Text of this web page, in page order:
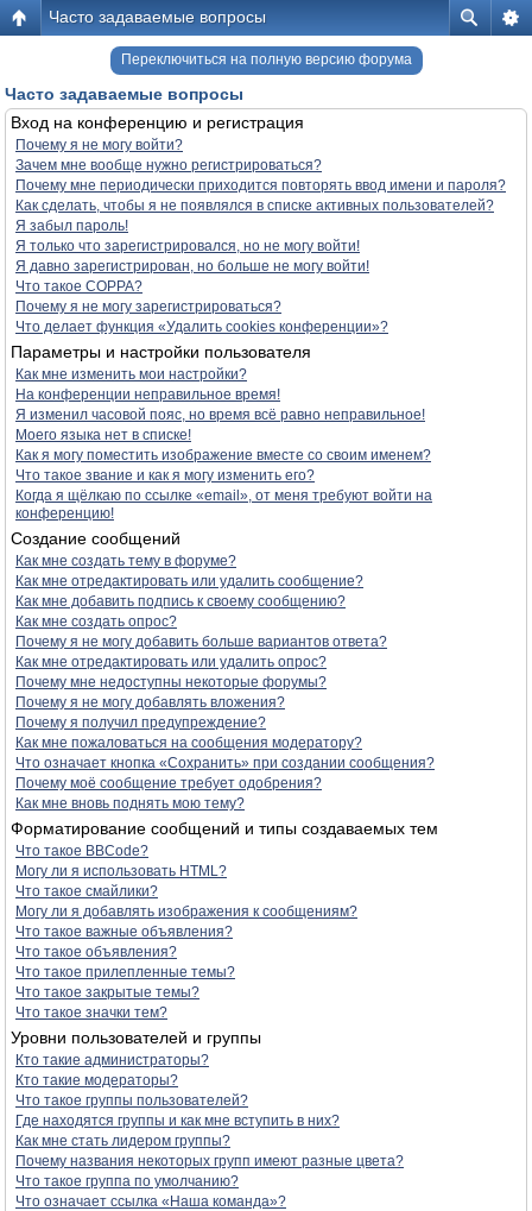
Часто задаваемые вопросы
Переключиться на полную версию форума
Часто задаваемые вопросы
Вход на конференцию и регистрация
Почему я не могу войти?
Зачем мне вообще нужно регистрироваться?
Почему мне периодически приходится повторять ввод имени и пароля?
Как сделать, чтобы я не появлялся в списке активных пользователей?
Я забыл пароль!
Я только что зарегистрировался, но не могу войти!
Я давно зарегистрирован, но больше не могу войти!
Что такое COPPA?
Почему я не могу зарегистрироваться?
Что делает функция «Удалить cookies конференции»?
Параметры и настройки пользователя
Как мне изменить мои настройки?
На конференции неправильное время!
Я изменил часовой пояс, но время всё равно неправильное!
Моего языка нет в списке!
Как я могу поместить изображение вместе со своим именем?
Что такое звание и как я могу изменить его?
Когда я щёлкаю по ссылке «email», от меня требуют войти на
конференцию!
Создание сообщений
Как мне создать тему в форуме?
Как мне отредактировать или удалить сообщение?
Как мне добавить подпись к своему сообщению?
Как мне создать опрос?
Почему я не могу добавить больше вариантов ответа?
Как мне отредактировать или удалить опрос?
Почему мне недоступны некоторые форумы?
Почему я не могу добавлять вложения?
Почему я получил предупреждение?
Как мне пожаловаться на сообщения модератору?
Что означает кнопка «Сохранить» при создании сообщения?
Почему моё сообщение требует одобрения?
Как мне вновь поднять мою тему?
Форматирование сообщений и типы создаваемых тем
Что такое BBCode?
Могу ли я использовать HTML?
Что такое смайлики?
Могу ли я добавлять изображения к сообщениям?
Что такое важные объявления?
Что такое объявления?
Что такое прилепленные темы?
Что такое закрытые темы?
Что такое значки тем?
Уровни пользователей и группы
Кто такие администраторы?
Кто такие модераторы?
Что такое группы пользователей?
Где находятся группы и как мне вступить в них?
Как мне стать лидером группы?
Почему названия некоторых групп имеют разные цвета?
Что такое группа по умолчанию?
Что означает ссылка «Наша команда»?